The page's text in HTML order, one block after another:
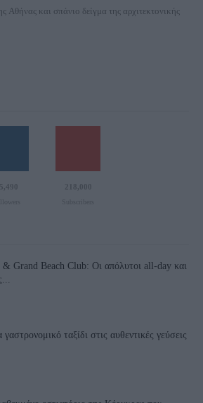
Αθήνας και σπάνιο δείγμα της αρχιτεκτονικής
218,000
& Grand Beach Club: Οι απόλυτοι all-day και
ταξίδι στις αυθεντικές γεύσεις